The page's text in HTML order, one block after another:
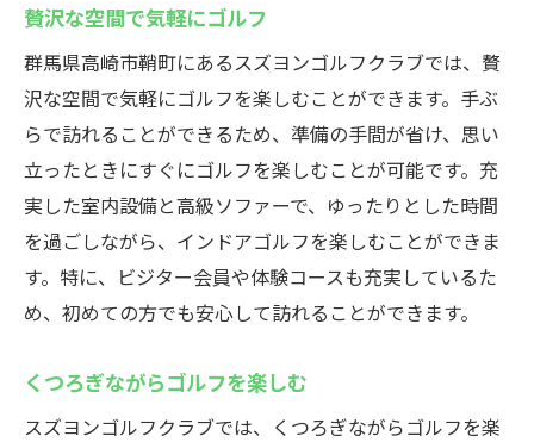
贅沢な空間で気軽にゴルフ
群馬県高崎市鞘町にあるスズヨンゴルフクラブでは、贅
沢な空間で気軽にゴルフを楽しむことができます。手ぶ
らで訪れることができるため、準備の手間が省け、思い
立ったときにすぐにゴルフを楽しむことが可能です。充
実した室内設備と高級ソファーで、ゆったりとした時間
を過ごしながら、インドアゴルフを楽しむことができま
す。特に、ビジター会員や体験コースも充実しているた
め、初めての方でも安心して訪れることができます。
くつろぎながらゴルフを楽しむ
スズヨンゴルフクラブでは、くつろぎながらゴルフを楽